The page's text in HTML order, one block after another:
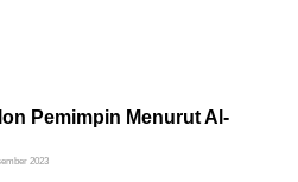
Pemimpin Menurut Al-
2023